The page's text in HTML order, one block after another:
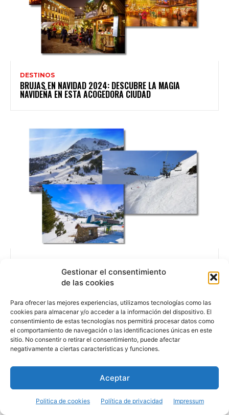
Gestionar el consentimiento
de las cookies
Para ofrecer las mejores experiencias, utilizamos tecnologías como las
cookies para almacenar y/o acceder a la información del dispositivo. El
consentimiento de estas tecnologías nos permitirá procesar datos como
el comportamiento de navegación o las identificaciones únicas en este
sitio. No consentir o retirar el consentimiento, puede afectar
negativamente a ciertas características y funciones.
Aceptar
Politica de cookies Política de privacidad Impressum
DESTINOS
BRUJAS EN NAVIDAD 2024: DESCUBRE LA MAGIA
NAVIDEÑA EN ESTA ACOGEDORA CIUDAD
ESQUIAR EN ANDORRA: GUÍA PARA DISFRUTAR DE LAS
MEJORES PISTAS Y ESTACIONES